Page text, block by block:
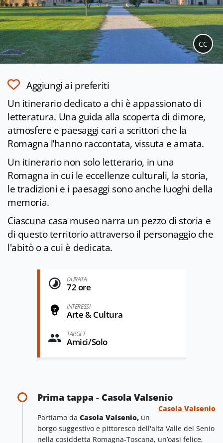
CC
Aggiungi ai preferiti
Un itinerario dedicato a chi è appassionato di
letteratura. Una guida alla scoperta di dimore,
atmosfere e paesaggi cari a scrittori che la
Romagna l’hanno raccontata, vissuta e amata.
Un itinerario non solo letterario, in una
Romagna in cui le eccellenze culturali, la storia,
le tradizioni e i paesaggi sono anche luoghi della
memoria.
Ciascuna casa museo narra un pezzo di storia e
di questo territorio attraverso il personaggio che
l'abitò o a cui è dedicata.
DURATA
72 ore
INTERESSI
Arte & Cultura
TARGET
Amici/Solo
Prima tappa - Casola Valsenio
Casola Valsenio
Partiamo da Casola Valsenio, un
borgo suggestivo e pittoresco dell'alta Valle del Senio
nella cosiddetta Romagna-Toscana, un’oasi felice,